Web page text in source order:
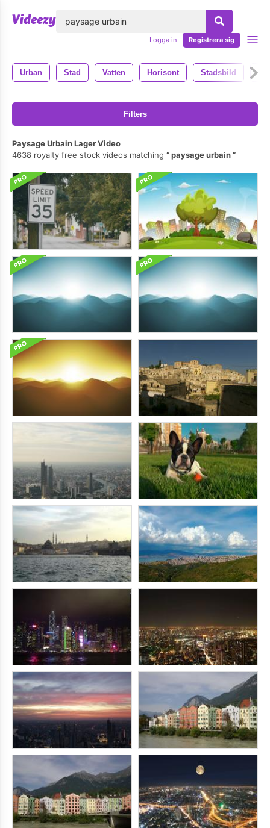
Logga in Registrera sig
Urban Stad Vatten Horisont Stadsbild
Filters
Paysage Urbain Lager Video
4638 royalty free stock videos matching
paysage urbain